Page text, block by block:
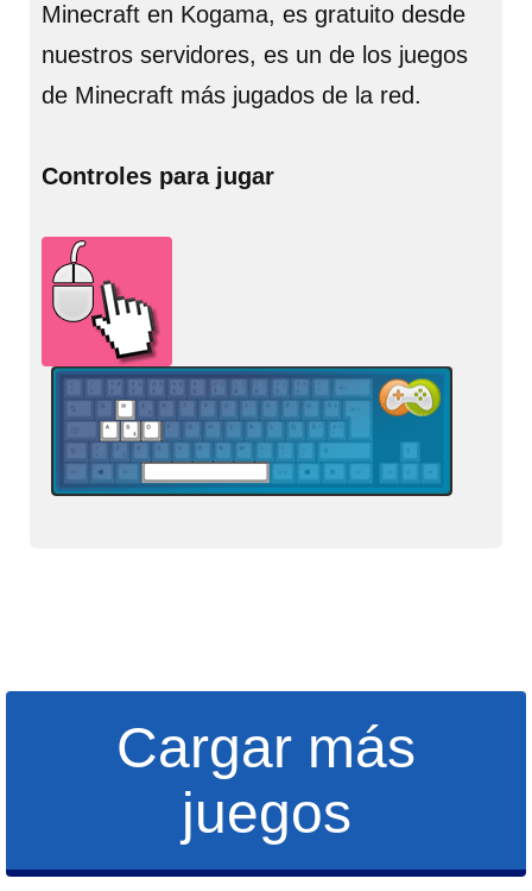
Minecraft en Kogama, es gratuito desde
nuestros servidores, es un de los juegos
de Minecraft más jugados de la red.
Controles para jugar
Cargar más
juegos